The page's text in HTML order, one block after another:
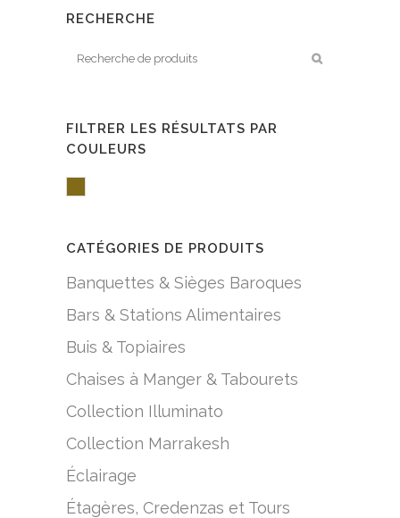
RECHERCHE
FILTRER LES RÉSULTATS PAR
COULEURS
CATÉGORIES DE PRODUITS
Banquettes & Sièges Baroques
Bars & Stations Alimentaires
Buis & Topiaires
Chaises à Manger & Tabourets
Collection Illuminato
Collection Marrakesh
Éclairage
Étagères, Credenzas et Tours